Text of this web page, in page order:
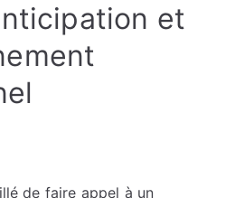
et
de faire appel à un